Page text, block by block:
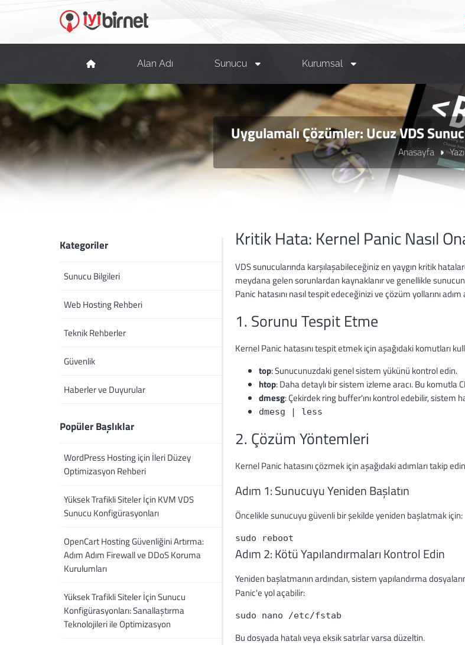
Alan Adı Sunucu Kurumsal
Uygulamalı Çözümler: Ucuz VDS
Anasayfa
Kritik Hata: Kernel Panic Nasıl
VDS sunucularında karşılaşabileceğiniz en yaygın kritik
meydana gelen sorunlardan kaynaklanır ve genellikle
Panic hatasını nasıl tespit edeceğinizi ve çözüm yollarını
1. Sorunu Tespit Etme
Kernel Panic hatasını tespit etmek için aşağıdaki komutları
top: Sunucunuzdaki genel sistem yükünü kontrol edin.
htop: Daha detaylı bir sistem izleme aracı. Bu komutla
dmesg: Çekirdek ring buffer'ını kontrol edebilir, sistem
dmesg | less
2. Çözüm Yöntemleri
Kernel Panic hatasını çözmek için aşağıdaki adımları takip
Adım 1: Sunucuyu Yeniden Başlatın
Öncelikle sunucuyu güvenli bir şekilde yeniden başlatmak için:
sudo reboot
Adım 2: Kötü Yapılandırmaları Kontrol Edin
Yeniden başlatmanın ardından, sistem yapılandırma
Panic'e yol açabilir:
sudo nano /etc/fstab
Bu dosyada hatalı veya eksik satırlar varsa düzeltin.
Kategoriler
Sunucu Bilgileri
Web Hosting Rehberi
Teknik Rehberler
Güvenlik
Haberler ve Duyurular
Popüler Başlıklar
WordPress Hosting için İleri Düzey
Optimizasyon Rehberi
Yüksek Trafikli Siteler İçin KVM VDS
Sunucu Konfigürasyonları
OpenCart Hosting Güvenliğini Artırma:
Adım Adım Firewall ve DDoS Koruma
Kurulumları
Yüksek Trafikli Siteler İçin Sunucu
Konfigürasyonları: Sanallaştırma
Teknolojileri ile Optimizasyon